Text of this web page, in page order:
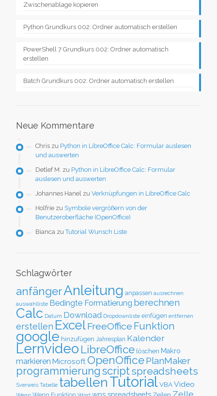
Zwischenablage kopieren
Python Grundkurs 002: Ordner automatisch erstellen
PowerShell 7 Grundkurs 002: Ordner automatisch
erstellen
Batch Grundkurs 002: Ordner automatisch erstellen
Neue Kommentare
Chris zu Python in LibreOffice Calc: Formular auslesen
und auswerten
Detlef M. zu Python in LibreOffice Calc: Formular
auslesen und auswerten
Johannes Hanel zu Verknüpfungen in LibreOffice Calc
Holfrie zu Symbole vergrößern von der
Benutzeroberfläche (OpenOffice)
Bianca zuTutorial Wunsch Liste
Schlagwörter
anfängerAnleitung anpassen ausrechnen
auswahlliste Bedingte Formatierung berechnen
Calc Datum Download Dropdownliste einfügen entfernen
erstellen ExcelFreeOffice Funktion
google hinzufügen Jahresplan Kalender
Lernvideo LibreOffice löschen Makro
markieren Microsoft OpenOfficePlanMaker
programmierung scriptspreadsheets
Sverweis Tabelle tabellenTutorialVBAVideo
Word wps spreadsheets Zeilen Zelle